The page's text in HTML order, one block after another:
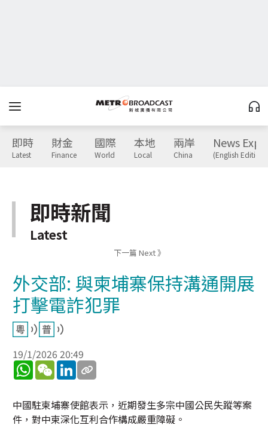
即時
Latest
財金
Finance
國際
World
本地
Local
兩岸
China
News
(English Edition)
即時新聞
Latest
下一篇 Next 》
外交部: 與柬埔寨保持溝通開展
打擊電詐犯罪
19/1/2026 20:49
WhatsApp
WeChatLinkedIn
中國駐柬埔寨使館表示，近期發生多宗中國公民失蹤等案
件，對中柬深化互利合作構成嚴重障礙。